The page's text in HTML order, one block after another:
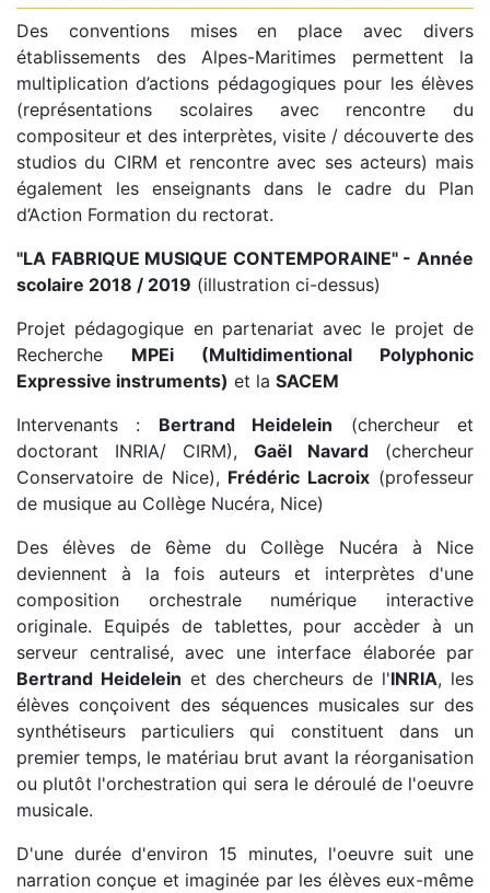
Des conventions mises en place avec divers
établissements des Alpes-Maritimes permettent la
multiplication d’actions pédagogiques pour les élèves
(représentations scolaires avec rencontre du
compositeur et des interprètes, visite / découverte des
studios du CIRM et rencontre avec ses acteurs) mais
également les enseignants dans le cadre du Plan
d’Action Formation du rectorat.
"LA FABRIQUE MUSIQUE CONTEMPORAINE" - Année
scolaire 2018 / 2019 (illustration ci-dessus)
Projet pédagogique en partenariat avec le projet de
Recherche MPEi (Multidimentional Polyphonic
Expressive instruments) et la SACEM
Intervenants : Bertrand Heidelein (chercheur et
doctorant INRIA/ CIRM), Gaël Navard (chercheur
Conservatoire de Nice), Frédéric Lacroix (professeur
de musique au Collège Nucéra, Nice)
Des élèves de 6ème du Collège Nucéra à Nice
deviennent à la fois auteurs et interprètes d'une
composition orchestrale numérique interactive
originale. Equipés de tablettes, pour accèder à un
serveur centralisé, avec une interface élaborée par
Bertrand Heidelein et des chercheurs de l'INRIA, les
élèves conçoivent des séquences musicales sur des
synthétiseurs particuliers qui constituent dans un
premier temps, le matériau brut avant la réorganisation
ou plutôt l'orchestration qui sera le déroulé de l'oeuvre
musicale.
D'une durée d'environ 15 minutes, l'oeuvre suit une
narration conçue et imaginée par les élèves eux-même